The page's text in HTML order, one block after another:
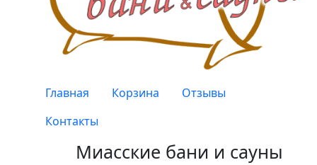
Верхнее меню
Главная Корзина
Отзывы
Контакты
Миасские бани и сауны